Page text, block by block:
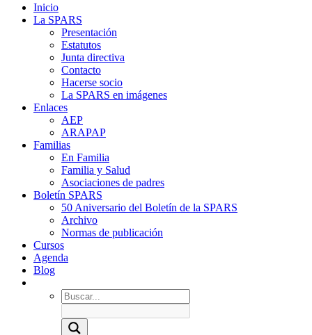
Inicio
La SPARS
Presentación
Estatutos
Junta directiva
Contacto
Hacerse socio
La SPARS en imágenes
Enlaces
AEP
ARAPAP
Familias
En Familia
Familia y Salud
Asociaciones de padres
Boletín SPARS
50 Aniversario del Boletín de la SPARS
Archivo
Normas de publicación
Cursos
Agenda
Blog